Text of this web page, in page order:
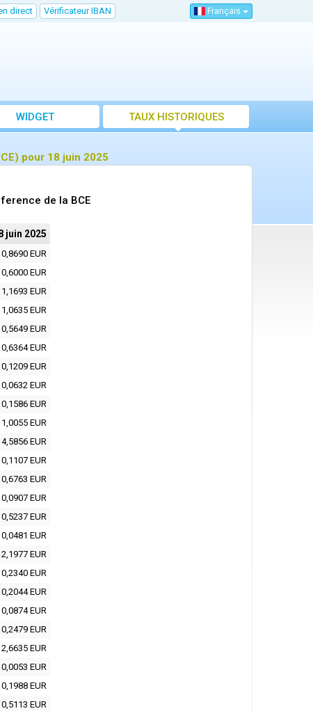
direct Vérificateur IBAN Français
WIDGET TAUX HISTORIQUES
pour 18 juin 2025
de la BCE
juin 2025
0,8690 EUR
0,6000 EUR
1,1693 EUR
1,0635 EUR
0,5649 EUR
0,6364 EUR
0,1209 EUR
0,0632 EUR
0,1586 EUR
1,0055 EUR
4,5856 EUR
0,1107 EUR
0,6763 EUR
0,0907 EUR
0,5237 EUR
0,0481 EUR
2,1977 EUR
0,2340 EUR
0,2044 EUR
0,0874 EUR
0,2479 EUR
2,6635 EUR
0,0053 EUR
0,1988 EUR
0,5113 EUR